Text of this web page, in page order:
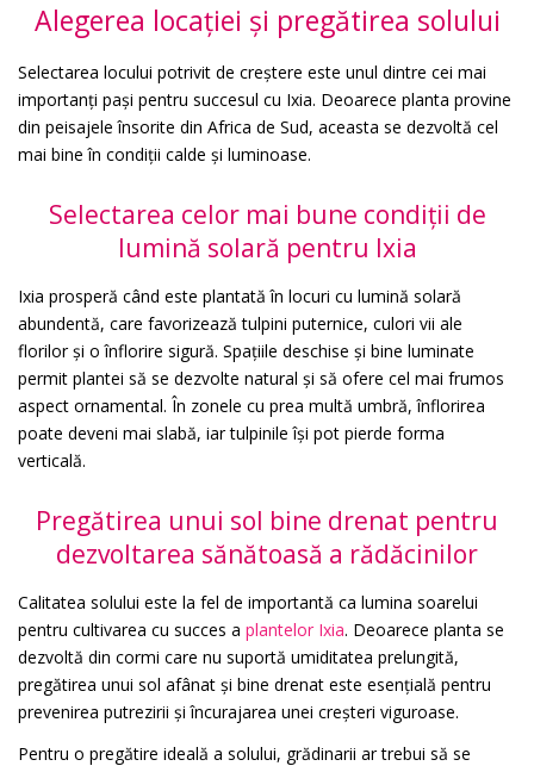
Alegerea locației și pregătirea solului
Selectarea locului potrivit de creștere este unul dintre cei mai
importanți pași pentru succesul cu Ixia. Deoarece planta provine
din peisajele însorite din Africa de Sud, aceasta se dezvoltă cel
mai bine în condiții calde și luminoase.
Selectarea celor mai bune condiții de
lumină solară pentru Ixia
Ixia prosperă când este plantată în locuri cu lumină solară
abundentă, care favorizează tulpini puternice, culori vii ale
florilor și o înflorire sigură. Spațiile deschise și bine luminate
permit plantei să se dezvolte natural și să ofere cel mai frumos
aspect ornamental. În zonele cu prea multă umbră, înflorirea
poate deveni mai slabă, iar tulpinile își pot pierde forma
verticală.
Pregătirea unui sol bine drenat pentru
dezvoltarea sănătoasă a rădăcinilor
Calitatea solului este la fel de importantă ca lumina soarelui
pentru cultivarea cu succes a plantelor Ixia. Deoarece planta se
dezvoltă din cormi care nu suportă umiditatea prelungită,
pregătirea unui sol afânat și bine drenat este esențială pentru
prevenirea putrezirii și încurajarea unei creșteri viguroase.
Pentru o pregătire ideală a solului, grădinarii ar trebui să se